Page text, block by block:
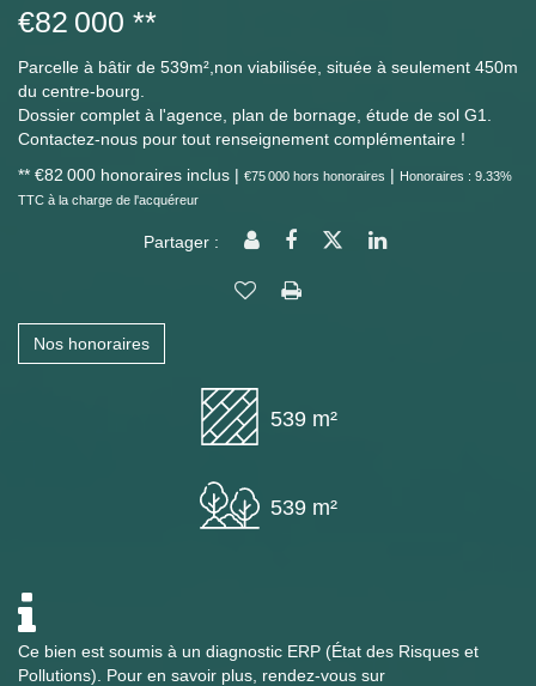
€82 000 **
Parcelle à bâtir de 539m²,non viabilisée, située à seulement 450m
du centre-bourg.
Dossier complet à l'agence, plan de bornage, étude de sol G1.
Contactez-nous pour tout renseignement complémentaire !
** €82 000 honoraires inclus | €75 000 hors honoraires | Honoraires : 9.33%
TTC à la charge de l'acquéreur
Partager :
Nos honoraires
539 m²
539 m²
Ce bien est soumis à un diagnostic ERP (État des Risques et
Pollutions). Pour en savoir plus, rendez-vous sur